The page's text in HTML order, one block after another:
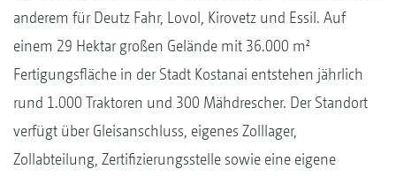
anderem für Deutz Fahr, Lovol, Kirovetz und Essil. Auf
einem 29 Hektar großen Gelände mit 36.000 m²
Fertigungsfläche in der Stadt Kostanai entstehen jährlich
rund 1.000 Traktoren und 300 Mähdrescher. Der Standort
verfügt über Gleisanschluss, eigenes Zolllager,
Zollabteilung, Zertifizierungsstelle sowie eine eigene